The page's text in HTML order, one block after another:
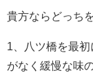
貴方ならどっち
1、八ツ橋を最
がなく緩慢な味